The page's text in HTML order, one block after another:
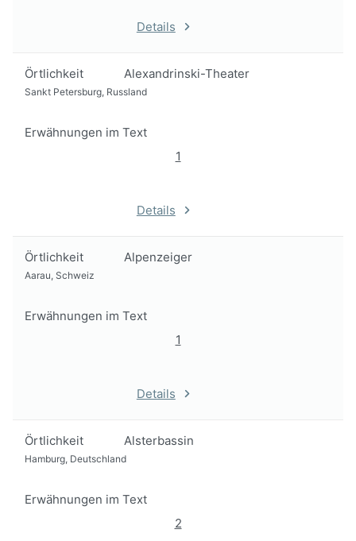
Details
Örtlichkeit Alexandrinski-Theater
Sankt Petersburg, Russland
Erwähnungen im Text
1
Details
Örtlichkeit Alpenzeiger
Aarau, Schweiz
Erwähnungen im Text
1
Details
Örtlichkeit Alsterbassin
Hamburg, Deutschland
Erwähnungen im Text
2